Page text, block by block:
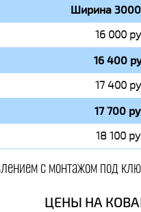
Ширина
16 000
16 400
17 400
17 700
18 100
с монтажом под
ЦЕНЫ НА